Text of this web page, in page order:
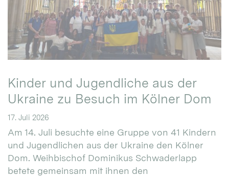
Kinder und Jugendliche aus der
Ukraine zu Besuch im Kölner Dom
17. Juli 2026
Am 14. Juli besuchte eine Gruppe von 41 Kindern
und Jugendlichen aus der Ukraine den Kölner
Dom. Weihbischof Dominikus Schwaderlapp
betete gemeinsam mit ihnen den